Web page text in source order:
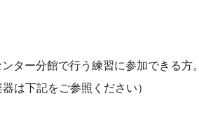
ター分館で行う練習に参加できる方。
は下記をご参照ください）